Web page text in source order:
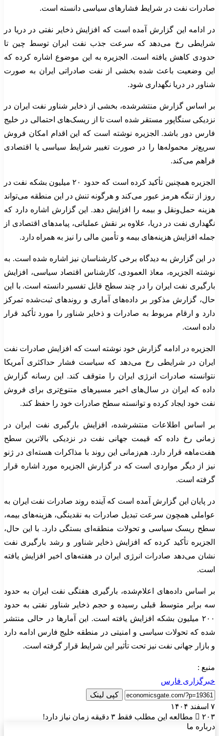
صادرات نفت در شرایط فشارهای سیاسی دانسته است.
در ادامه این گزارش آمده است که افزایش ذخایر نفتی در دریا در
شرایطی رخ می‌دهد که سرعت جذب نفت ایران توسط چین تا
حدودی کاهش یافته است. الجزیره به این موضوع اشاره کرده که
این وضعیت باعث شده بخشی از نفت صادراتی ایران به صورت
شناور در دریا نگهداری شود.
بر اساس گزارش منتشرشده، بخشی از ذخایر شناور نفت ایران در
نزدیکی سنگاپور مستقر شده است تا از ریسک‌های احتمالی در خلیج
فارس دور باشد. الجزیره نوشته است که این اقدام امکان فروش
سریع‌تر محموله‌ها را در صورت تغییر شرایط سیاسی یا اقتصادی
فراهم می‌کند.
الجزیره همچنین تأکید کرده است که حدود ۲۰ میلیون بشکه نفت در
روز از تنگه هرمز عبور می‌کند و هرگونه تنش در این منطقه می‌تواند
هزینه حمل‌ونقل و بیمه را افزایش دهد. این گزارش اشاره دارد که
نگهداری نفت در دریا، علاوه بر نقش عملیاتی، پیامدهای اقتصادی از
جمله افزایش هزینه‌های بیمه و تأمین مالی را نیز به همراه دارد.
در این گزارش به دیدگاه برخی کارشناسان نیز اشاره شده است. به
نوشته الجزیره، معاذ العمودی، کارشناس اقتصاد سیاسی، افزایش
بارگیری نفت ایران را در چند سطح قابل تفسیر دانسته است. با این
حال، گزارش مذکور بر داده‌های آماری و روندهای ثبت‌شده تمرکز
دارد و ارقام مربوط به صادرات و ذخایر شناور را مورد تأکید قرار
داده است.
الجزیره در ادامه گزارش خود نوشته است که افزایش صادرات نفت
ایران در شرایطی رخ می‌دهد که سیاست فشار حداکثری آمریکا
نتوانسته صادرات انرژی ایران را متوقف کند. این رسانه گزارش
داده که ایران در سال‌های اخیر مسیرهای متنوع‌تری برای فروش
نفت خود ایجاد کرده و توانسته سطح صادرات خود را حفظ کند.
بر اساس اطلاعات منتشرشده، افزایش بارگیری نفت ایران در
زمانی رخ داده که قیمت جهانی نفت در نزدیکی بالاترین سطح
هفت‌ماهه قرار دارد. هم‌زمانی این روند با مذاکرات هسته‌ای در ژنو
نیز از دیگر مواردی است که در گزارش الجزیره مورد اشاره قرار
گرفته است.
در پایان این گزارش آمده است که آینده روند صادرات نفت ایران به
عواملی همچون سرعت تبدیل صادرات به نقدینگی، هزینه‌های بیمه،
سطح ریسک سیاسی و تحولات منطقه‌ای بستگی دارد. با این حال،
الجزیره تأکید کرده که افزایش ذخایر شناور و رشد بارگیری نفت
نشان می‌دهد صادرات انرژی ایران در هفته‌های اخیر افزایش یافته
است.
بر اساس داده‌های اعلام‌شده، بارگیری هفتگی نفت ایران به حدود
سه برابر متوسط قبلی رسیده و حجم ذخایر شناور نفتی به حدود
۲۰۰ میلیون بشکه افزایش یافته است. این آمارها در حالی منتشر
شده که تحولات سیاسی و امنیتی در منطقه خلیج فارس ادامه دارد
و بازار جهانی نفت نیز تحت تأثیر این شرایط قرار گرفته است.
منبع :
خبرگزاری فارس
کپی لینک
۷ اسفند ۱۴۰۴
۲۰۳
مطالعه این مطلب فقط ۳ دقیقه زمان نیاز دارد!
درباره ما